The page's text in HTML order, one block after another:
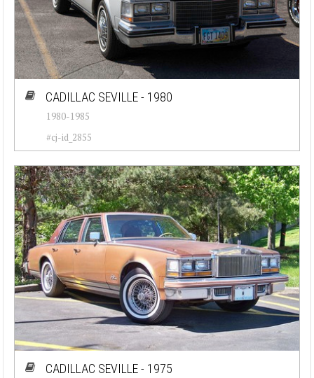
CADILLAC SEVILLE - 1980
1980-1985
#cj-id_2855
CADILLAC SEVILLE - 1975